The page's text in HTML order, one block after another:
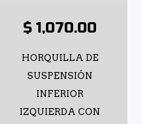
$ 1,070.00
HORQUILLA DE
SUSPENSIÓN
INFERIOR
IZQUIERDA CON